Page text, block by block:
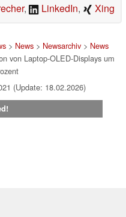
, LinkedIn, Xing
> News> Newsarchiv> News
von Laptop-OLED-Displays um
(Update: 18.02.2026)